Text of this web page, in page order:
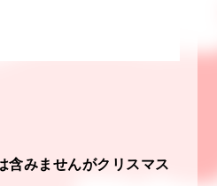
含みませんがクリスマス